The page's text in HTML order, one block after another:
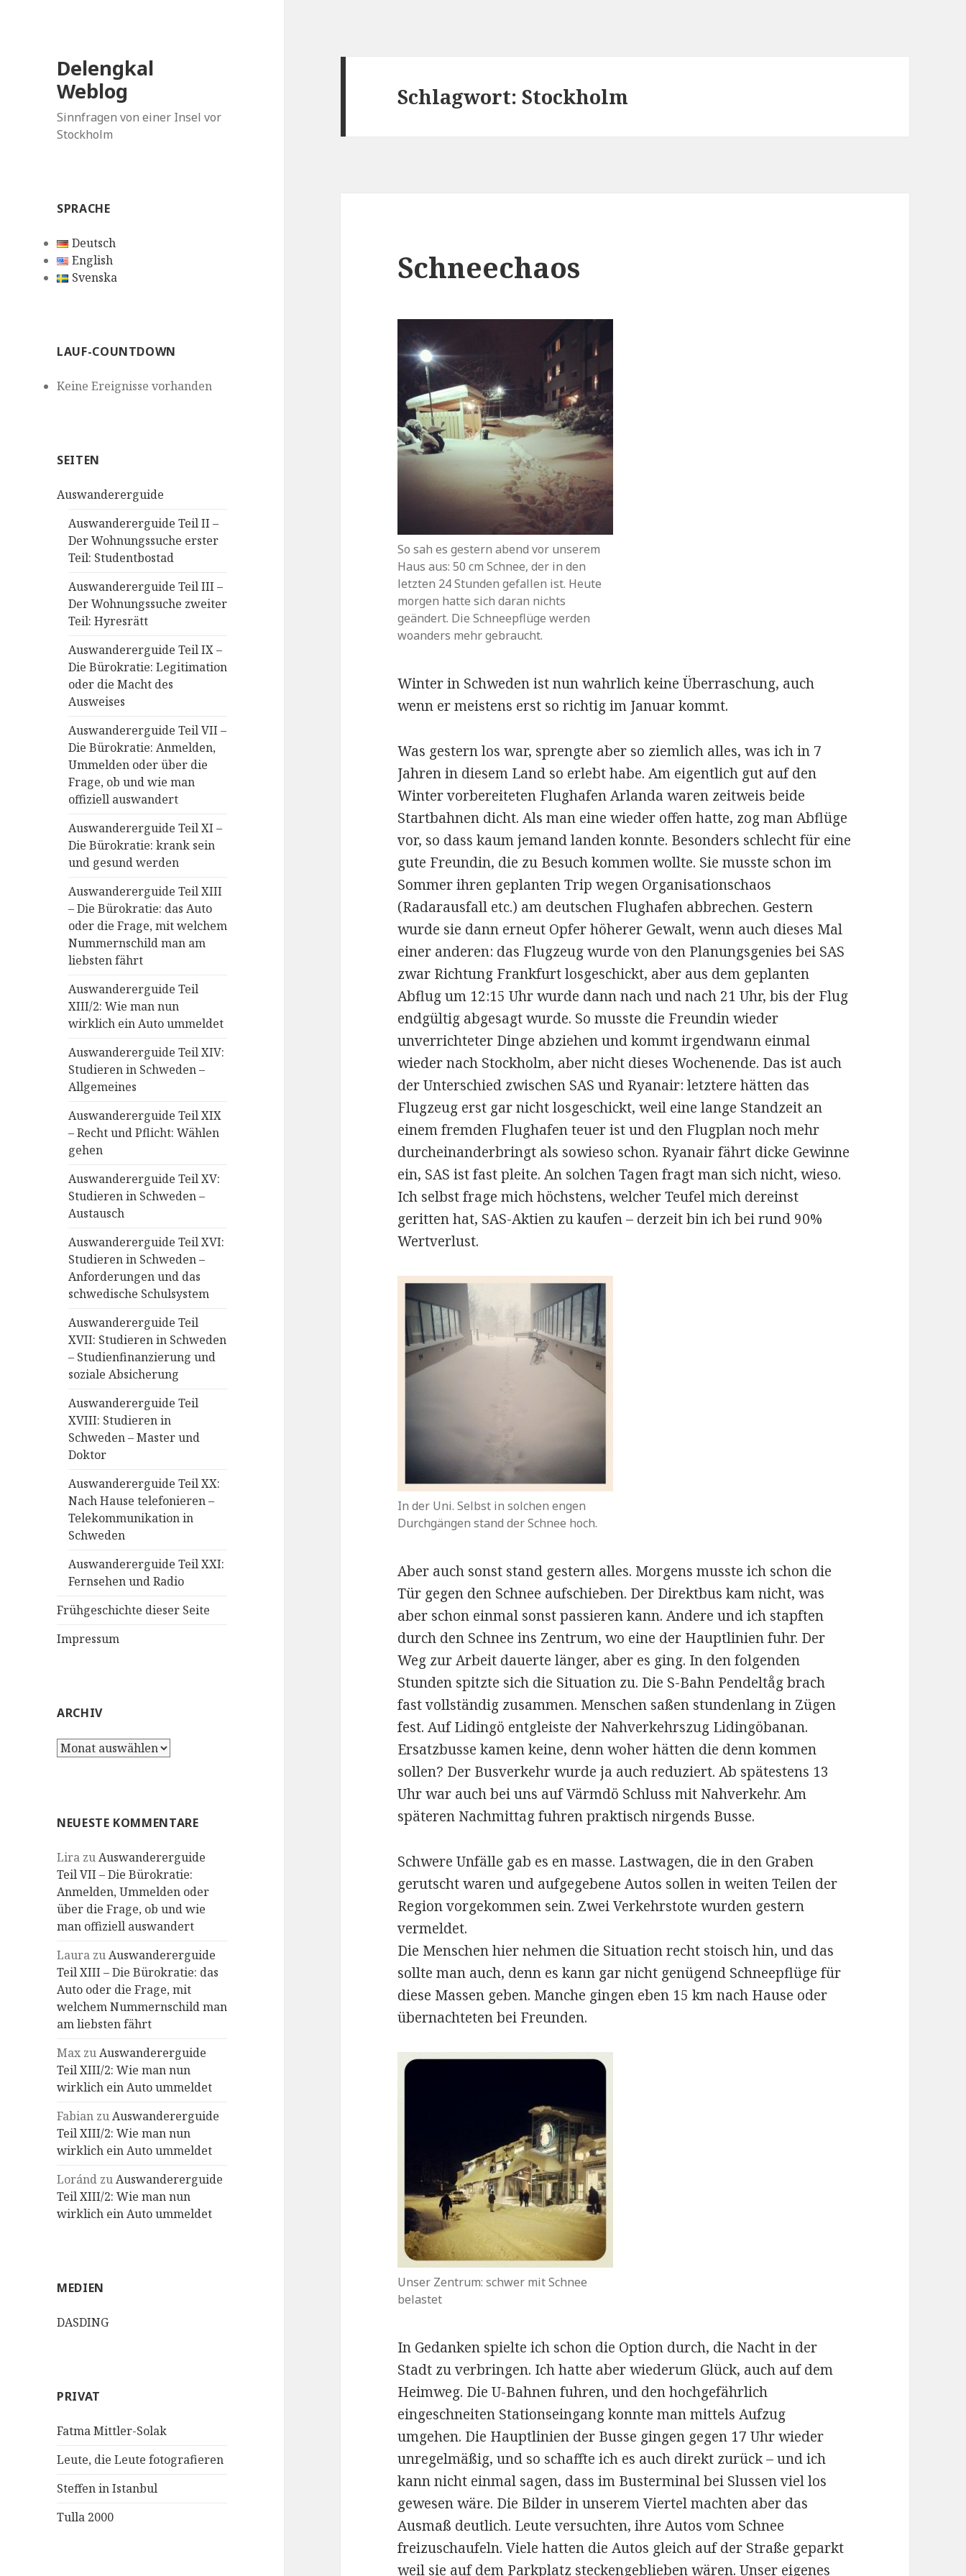
Delengkal
Weblog
Sinnfragen von einer Insel vor
Stockholm
SPRACHE
Deutsch
English
Svenska
LAUF-COUNTDOWN
Keine Ereignisse vorhanden
SEITEN
Auswandererguide
Auswandererguide Teil II –
Der Wohnungssuche erster
Teil: Studentbostad
Auswandererguide Teil III –
Der Wohnungssuche zweiter
Teil: Hyresrätt
Auswandererguide Teil IX –
Die Bürokratie: Legitimation
oder die Macht des
Ausweises
Auswandererguide Teil VII –
Die Bürokratie: Anmelden,
Ummelden oder über die
Frage, ob und wie man
offiziell auswandert
Auswandererguide Teil XI –
Die Bürokratie: krank sein
und gesund werden
Auswandererguide Teil XIII
– Die Bürokratie: das Auto
oder die Frage, mit welchem
Nummernschild man am
liebsten fährt
Auswandererguide Teil
XIII/2: Wie man nun
wirklich ein Auto ummeldet
Auswandererguide Teil XIV:
Studieren in Schweden –
Allgemeines
Auswandererguide Teil XIX
– Recht und Pflicht: Wählen
gehen
Auswandererguide Teil XV:
Studieren in Schweden –
Austausch
Auswandererguide Teil XVI:
Studieren in Schweden –
Anforderungen und das
schwedische Schulsystem
Auswandererguide Teil
XVII: Studieren in Schweden
– Studienfinanzierung und
soziale Absicherung
Auswandererguide Teil
XVIII: Studieren in
Schweden – Master und
Doktor
Auswandererguide Teil XX:
Nach Hause telefonieren –
Telekommunikation in
Schweden
Auswandererguide Teil XXI:
Fernsehen und Radio
Frühgeschichte dieser Seite
Impressum
ARCHIV
Archiv
NEUESTE KOMMENTARE
Lira zuAuswandererguide
Teil VII – Die Bürokratie:
Anmelden, Ummelden oder
über die Frage, ob und wie
man offiziell auswandert
Laura zuAuswandererguide
Teil XIII – Die Bürokratie: das
Auto oder die Frage, mit
welchem Nummernschild man
am liebsten fährt
Max zuAuswandererguide
Teil XIII/2: Wie man nun
wirklich ein Auto ummeldet
Fabian zuAuswandererguide
Teil XIII/2: Wie man nun
wirklich ein Auto ummeldet
Loránd zuAuswandererguide
Teil XIII/2: Wie man nun
wirklich ein Auto ummeldet
MEDIEN
DASDING
PRIVAT
Fatma Mittler-Solak
Leute, die Leute fotografieren
Steffen in Istanbul
Tulla 2000
Schlagwort:Stockholm
Schneechaos
So sah es gestern abend vor unserem
Haus aus: 50 cm Schnee, der in den
letzten 24 Stunden gefallen ist. Heute
morgen hatte sich daran nichts
geändert. Die Schneepflüge werden
woanders mehr gebraucht.
Winter in Schweden ist nun wahrlich keine Überraschung, auch
wenn er meistens erst so richtig im Januar kommt.
Was gestern los war, sprengte aber so ziemlich alles, was ich in 7
Jahren in diesem Land so erlebt habe. Am eigentlich gut auf den
Winter vorbereiteten Flughafen Arlanda waren zeitweis beide
Startbahnen dicht. Als man eine wieder offen hatte, zog man Abflüge
vor, so dass kaum jemand landen konnte. Besonders schlecht für eine
gute Freundin, die zu Besuch kommen wollte. Sie musste schon im
Sommer ihren geplanten Trip wegen Organisationschaos
(Radarausfall etc.) am deutschen Flughafen abbrechen. Gestern
wurde sie dann erneut Opfer höherer Gewalt, wenn auch dieses Mal
einer anderen: das Flugzeug wurde von den Planungsgenies bei SAS
zwar Richtung Frankfurt losgeschickt, aber aus dem geplanten
Abflug um 12:15 Uhr wurde dann nach und nach 21 Uhr, bis der Flug
endgültig abgesagt wurde. So musste die Freundin wieder
unverrichteter Dinge abziehen und kommt irgendwann einmal
wieder nach Stockholm, aber nicht dieses Wochenende. Das ist auch
der Unterschied zwischen SAS und Ryanair: letztere hätten das
Flugzeug erst gar nicht losgeschickt, weil eine lange Standzeit an
einem fremden Flughafen teuer ist und den Flugplan noch mehr
durcheinanderbringt als sowieso schon. Ryanair fährt dicke Gewinne
ein, SAS ist fast pleite. An solchen Tagen fragt man sich nicht, wieso.
Ich selbst frage mich höchstens, welcher Teufel mich dereinst
geritten hat, SAS-Aktien zu kaufen – derzeit bin ich bei rund 90%
Wertverlust.
In der Uni. Selbst in solchen engen
Durchgängen stand der Schnee hoch.
Aber auch sonst stand gestern alles. Morgens musste ich schon die
Tür gegen den Schnee aufschieben. Der Direktbus kam nicht, was
aber schon einmal sonst passieren kann. Andere und ich stapften
durch den Schnee ins Zentrum, wo eine der Hauptlinien fuhr. Der
Weg zur Arbeit dauerte länger, aber es ging. In den folgenden
Stunden spitzte sich die Situation zu. Die S-Bahn Pendeltåg brach
fast vollständig zusammen. Menschen saßen stundenlang in Zügen
fest. Auf Lidingö entgleiste der Nahverkehrszug Lidingöbanan.
Ersatzbusse kamen keine, denn woher hätten die denn kommen
sollen? Der Busverkehr wurde ja auch reduziert. Ab spätestens 13
Uhr war auch bei uns auf Värmdö Schluss mit Nahverkehr. Am
späteren Nachmittag fuhren praktisch nirgends Busse.
Schwere Unfälle gab es en masse. Lastwagen, die in den Graben
gerutscht waren und aufgegebene Autos sollen in weiten Teilen der
Region vorgekommen sein. Zwei Verkehrstote wurden gestern
vermeldet.
Die Menschen hier nehmen die Situation recht stoisch hin, und das
sollte man auch, denn es kann gar nicht genügend Schneepflüge für
diese Massen geben. Manche gingen eben 15 km nach Hause oder
übernachteten bei Freunden.
Unser Zentrum: schwer mit Schnee
belastet
In Gedanken spielte ich schon die Option durch, die Nacht in der
Stadt zu verbringen. Ich hatte aber wiederum Glück, auch auf dem
Heimweg. Die U-Bahnen fuhren, und den hochgefährlich
eingeschneiten Stationseingang konnte man mittels Aufzug
umgehen. Die Hauptlinien der Busse gingen gegen 17 Uhr wieder
unregelmäßig, und so schaffte ich es auch direkt zurück – und ich
kann nicht einmal sagen, dass im Busterminal bei Slussen viel los
gewesen wäre. Die Bilder in unserem Viertel machten aber das
Ausmaß deutlich. Leute versuchten, ihre Autos vom Schnee
freizuschaufeln. Viele hatten die Autos gleich auf der Straße geparkt
weil sie auf dem Parkplatz steckengeblieben wären. Unser eigenes